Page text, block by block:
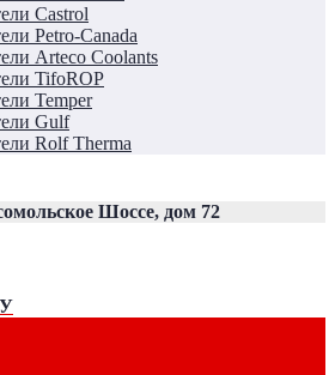
Castrol
Petro-Canada
Arteco Coolants
TifoROP
Temper
Gulf
Rolf Therma
Шоссе, дом 72